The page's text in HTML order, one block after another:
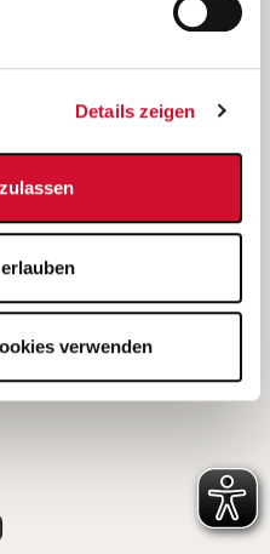
Details zeigen
verwenden